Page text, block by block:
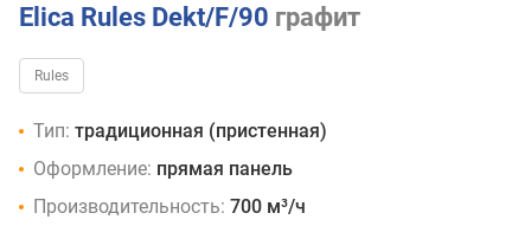
Elica Rules Dekt/F/90 графит
Rules
Тип: традиционная (пристенная)
Оформление: прямая панель
Производительность: 700 м³/ч